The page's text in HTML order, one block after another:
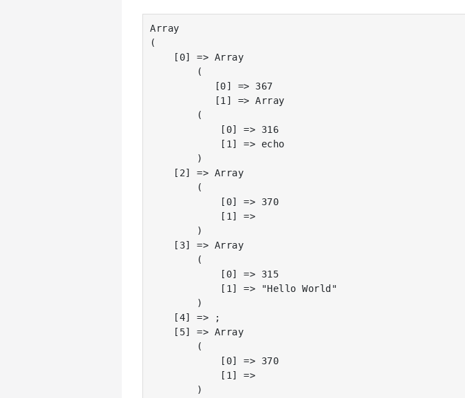
Array
(
    [0] => Array
        (
           [0] => 367
           [1] => Array
        (
            [0] => 316
            [1] => echo
        )
    [2] => Array
        (
            [0] => 370
            [1] =>
        )
    [3] => Array
        (
            [0] => 315
            [1] => "Hello World"
        )
    [4] => ;
    [5] => Array
        (
            [0] => 370
            [1] =>
        )